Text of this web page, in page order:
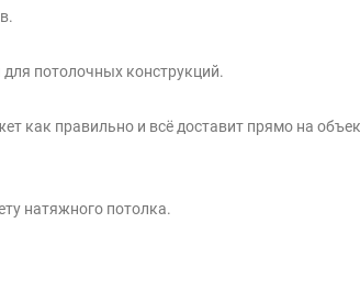
для потолочных конструкций.
как правильно и всё доставит прямо на
натяжного потолка.